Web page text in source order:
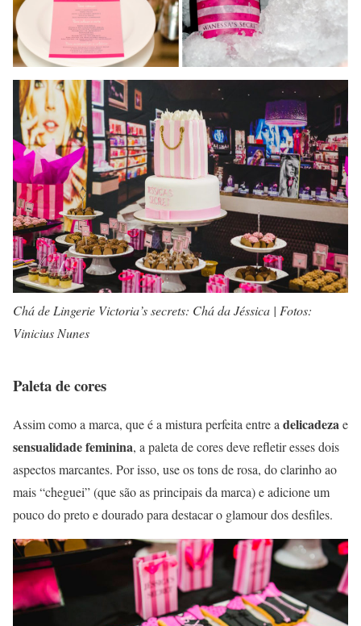
Chá de Lingerie Victoria’s secrets: Chá da Jéssica | Fotos:
Vinicius Nunes
Paleta de cores
Assim como a marca, que é a mistura perfeita entre adelicadezae
sensualidade feminina, a paleta de cores deve refletir esses dois
aspectos marcantes. Por isso, use os tons de rosa, do clarinho ao
mais “cheguei” (que são as principais da marca) e adicione um
pouco do preto e dourado para destacar o glamour dos desfiles.